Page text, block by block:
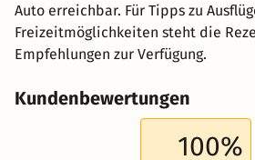
Auto erreichbar. Für Tipps zu
Freizeitmöglichkeiten steht die
Empfehlungen zur Verfügung.
Kundenbewertungen
100%